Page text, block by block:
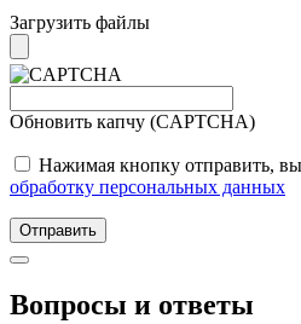
Загрузить файлы
Обновить капчу (CAPTCHA)
Нажимая кнопку отправить, вы
обработку персональных данных
Отправить
Вопросы и ответы